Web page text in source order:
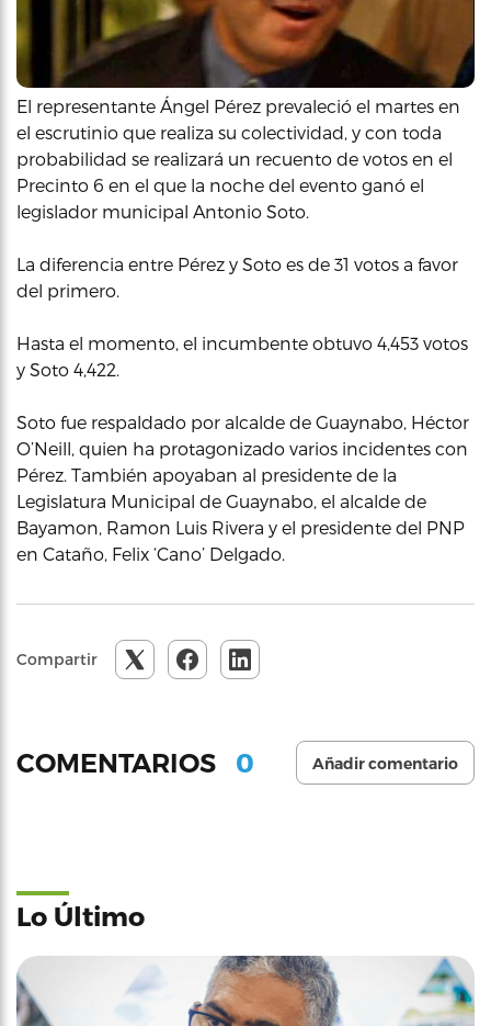
El representante Ángel Pérez prevaleció el martes en
el escrutinio que realiza su colectividad, y con toda
probabilidad se realizará un recuento de votos en el
Precinto 6 en el que la noche del evento ganó el
legislador municipal Antonio Soto.
La diferencia entre Pérez y Soto es de 31 votos a favor
del primero.
Hasta el momento, el incumbente obtuvo 4,453 votos
y Soto 4,422.
Soto fue respaldado por alcalde de Guaynabo, Héctor
O’Neill, quien ha protagonizado varios incidentes con
Pérez. También apoyaban al presidente de la
Legislatura Municipal de Guaynabo, el alcalde de
Bayamon, Ramon Luis Rivera y el presidente del PNP
en Cataño, Felix ‘Cano’ Delgado.
Compartir
COMENTARIOS 0 Añadir comentario
Lo Último